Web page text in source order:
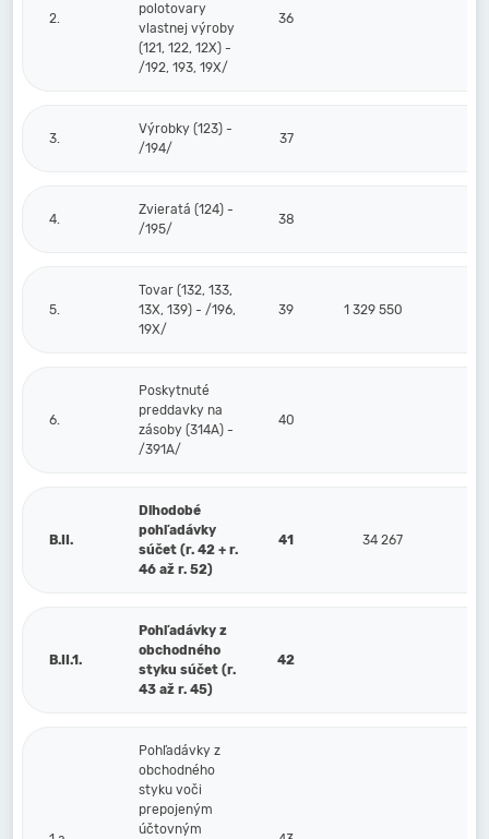
2.
polotovary
vlastnej výroby
(121, 122, 12X) -
/192, 193, 19X/
36
3.
Výrobky (123) -
/194/
37
4.
Zvieratá (124) -
/195/
38
5.
Tovar (132, 133,
13X, 139) - /196,
19X/
39 1 329 550
6.
Poskytnuté
preddavky na
zásoby (314A) -
/391A/
40
B.II.
Dlhodobé
pohľadávky
súčet (r. 42 + r.
46 až r. 52)
41 34 267
B.II.1.
Pohľadávky z
obchodného
styku súčet (r.
43 až r. 45)
42
Pohľadávky z
obchodného
styku voči
prepojeným
účtovným